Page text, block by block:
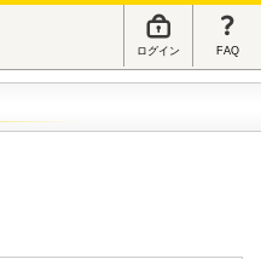
ログイン FAQ